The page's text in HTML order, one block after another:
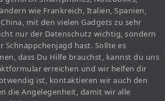
wie Frankreich, Italien, Spanien,
mit den vielen Gadgets zu sehr
nur der Datenschutz wichtig, sondern
Schnäppchenjagd hast. Sollte es
dass Du Hilfe brauchst, kannst du uns
erreichen und wir helfen dir
ist, kontaktieren wir auch den
die Angelegenheit, damit wir alle